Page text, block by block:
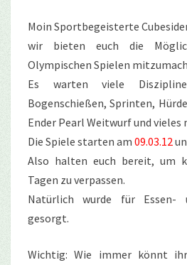
Moin Sportbegeisterte
wir bieten euch die
Olympischen Spielen
Es warten viele
Bogenschießen, Sprinten,
Ender Pearl Weitwurf und vieles
Die Spiele starten am 09.03.12
Also halten euch bereit, um
Tagen zu verpassen.
Natürlich wurde für Essen-
gesorgt.
Wichtig: Wie immer könnt